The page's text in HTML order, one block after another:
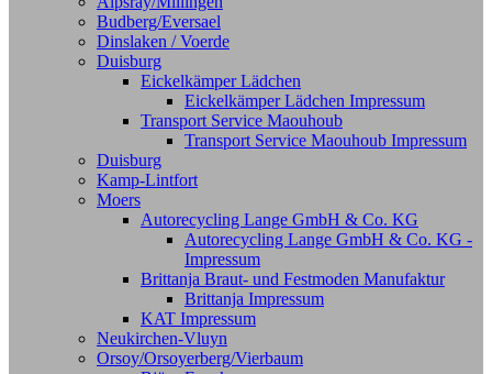
Budberg/Eversael
Dinslaken / Voerde
Duisburg
Eickelkämper Lädchen
Eickelkämper Lädchen Impressum
Transport Service Maouhoub
Transport Service Maouhoub Impressum
Duisburg
Kamp-Lintfort
Moers
Autorecycling Lange GmbH & Co. KG
Autorecycling Lange GmbH & Co. KG -
Impressum
Brittanja Braut- und Festmoden Manufaktur
Brittanja Impressum
KAT Impressum
Neukirchen-Vluyn
Orsoy/Orsoyerberg/Vierbaum